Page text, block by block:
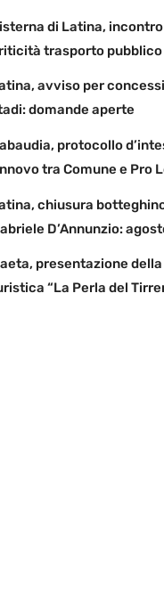
di Latina,
trasporto pubblico
avviso per
domande aperte
protocollo
tra Comune e Pro
chiusura
D’Annunzio:
presentazione
“La Perla del